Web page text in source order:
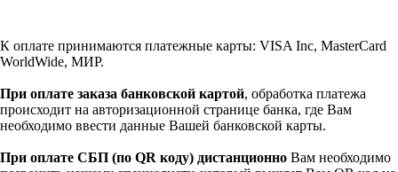
К оплате принимаются платежные карты: VISA Inc, MasterCard
WorldWide, МИР.
При оплате заказа банковской картой, обработка платежа
происходит на авторизационной странице банка, где Вам
необходимо ввести данные Вашей банковской карты.
При оплате СБП (по QR коду) дистанционно Вам необходимо